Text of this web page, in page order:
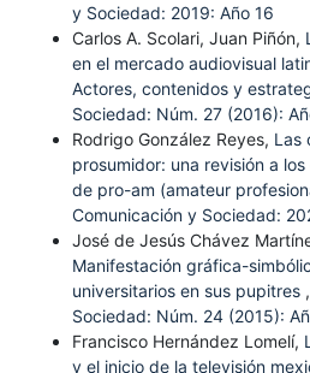
y Sociedad: 2019: Año 16
Carlos A. Scolari, Juan Piñón,
en el mercado audiovisual
Actores, contenidos y
Sociedad: Núm. 27 (2016):
Rodrigo González Reyes, Las
prosumidor: una revisión a
de pro-am (amateur
Comunicación y Sociedad:
José de Jesús Chávez
Manifestación gráfica-
universitarios en sus pupitres ,
Sociedad: Núm. 24 (2015):
Francisco Hernández Lomelí,
y el inicio de la televisión